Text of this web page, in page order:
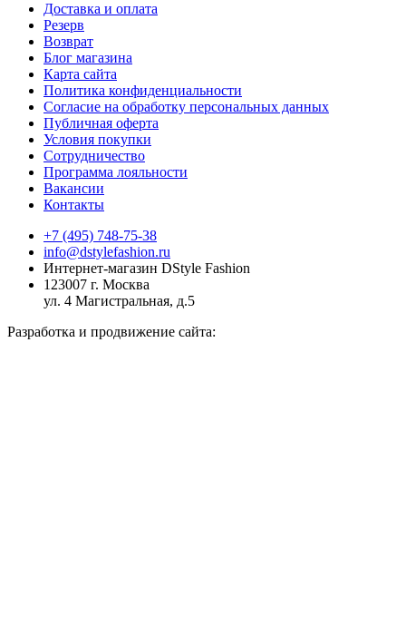
Доставка и оплата
Резерв
Возврат
Блог магазина
Карта сайта
Политика конфиденциальности
Согласие на обработку персональных данных
Публичная оферта
Условия покупки
Сотрудничество
Программа лояльности
Вакансии
Контакты
+7 (495) 748-75-38
info@dstylefashion.ru
Интернет-магазин DStyle Fashion
123007 г. Москва
ул. 4 Магистральная, д.5
Разработка и продвижение сайта: